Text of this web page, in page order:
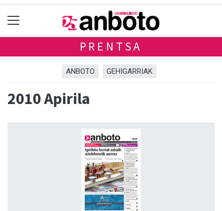
PRENTSA
ANBOTO GEHIGARRIAK
2010 Apirila